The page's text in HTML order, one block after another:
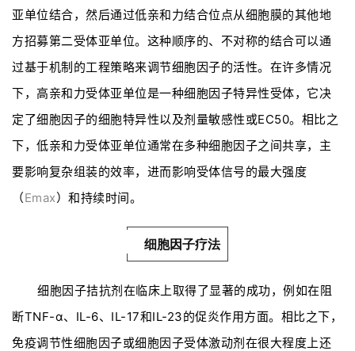
亚单位结合，然后通过低亲和力结合位点从细胞膜的其他地
方招募第二受体亚单位。这种顺序的、不对称的结合可以通
过基于机制的工程策略来调节细胞因子的活性。在许多情况
下，高亲和力受体亚单位是一种细胞因子特异性受体，它决
定了细胞因子的细胞特异性以及剂量敏感性或EC50。相比之
下，低亲和力受体亚单位通常在多种细胞因子之间共享，主
要影响复杂组装的效率，进而影响受体信号的最大强度
（Emax）和持续时间。
细胞因子疗法
细胞因子拮抗剂在临床上取得了显著的成功，例如在阻
断TNF-α、 IL-6、 IL-17和IL-23的促炎作用方面。 相比之下，
免疫调节性细胞因子或细胞因子受体激动剂在很大程度上还